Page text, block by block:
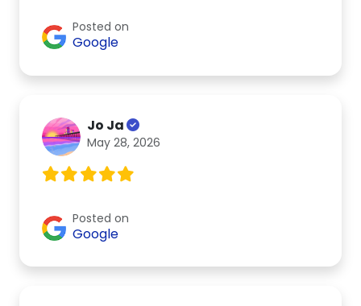
Posted on
Google
Jo Ja
May 28, 2026
Posted on
Google